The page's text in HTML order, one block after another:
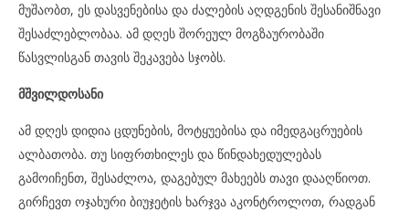
მუშაობთ, ეს დასვენებისა და ძალების აღდგენის შესანიშნავი
შესაძლებლობაა. ამ დღეს შორეულ მოგზაურობაში
წასვლისგან თავის შეკავება სჯობს.
მშვილდოსანი
ამ დღეს დიდია ცდუნების, მოტყუებისა და იმედგაცრუების
ალბათობა. თუ სიფრთხილეს და წინდახედულებას
გამოიჩენთ, შესაძლოა, დაგებულ მახეებს თავი დააღწიოთ.
გირჩევთ ოჯახური ბიუჯეტის ხარჯვა აკონტროლოთ, რადგან